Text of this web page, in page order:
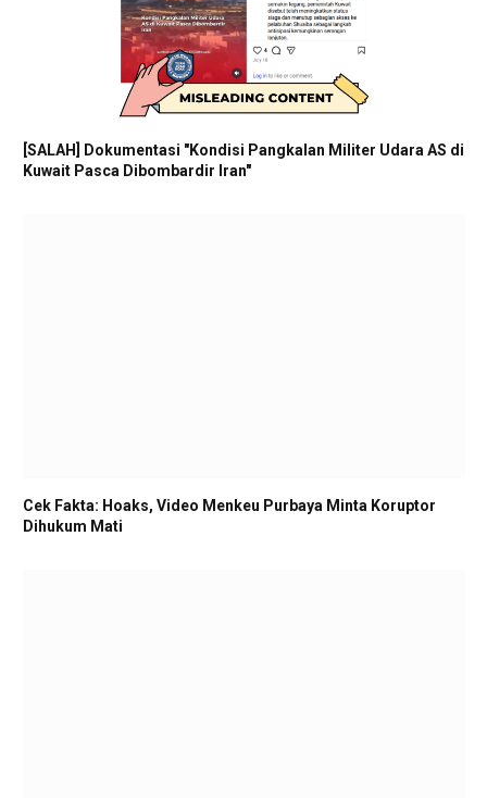
[SALAH] Dokumentasi "Kondisi Pangkalan Militer Udara AS di
Kuwait Pasca Dibombardir Iran"
Cek Fakta: Hoaks, Video Menkeu Purbaya Minta Koruptor
Dihukum Mati